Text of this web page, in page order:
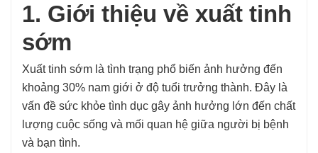
1. Giới thiệu về xuất tinh
sớm
Xuất tinh sớm là tình trạng phổ biến ảnh hưởng đến
khoảng 30% nam giới ở độ tuổi trưởng thành. Đây là
vấn đề sức khỏe tình dục gây ảnh hưởng lớn đến chất
lượng cuộc sống và mối quan hệ giữa người bị bệnh
và bạn tình.